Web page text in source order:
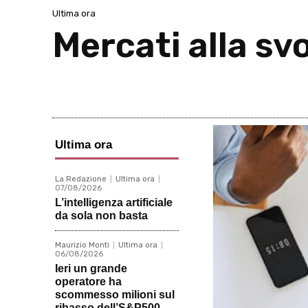
Ultima ora
Mercati alla
Ultima ora
La Redazione
Ultima ora
07/08/2026
L’intelligenza artificiale
da sola non basta
Maurizio Monti
Ultima ora
06/08/2026
Ieri un grande
operatore ha
scommesso milioni sul